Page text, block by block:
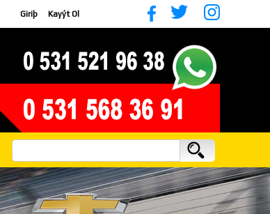
Giriþ Kayýt Ol